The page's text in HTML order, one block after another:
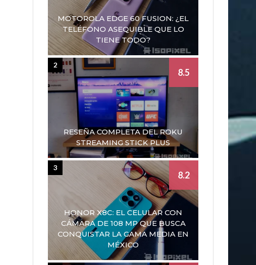
MOTOROLA EDGE 60 FUSION: ¿EL
TELÉFONO ASEQUIBLE QUE LO
TIENE TODO?
RESEÑA COMPLETA DEL ROKU
STREAMING STICK PLUS
8.5
2
HONOR X8C: EL CELULAR CON
CÁMARA DE 108 MP QUE BUSCA
CONQUISTAR LA GAMA MEDIA EN
MÉXICO
8.2
3